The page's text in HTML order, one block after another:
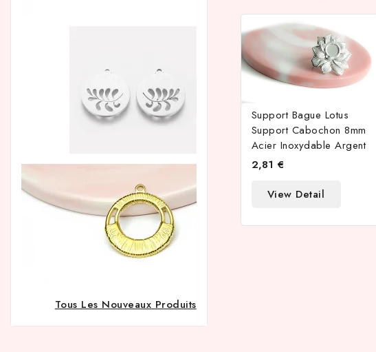
Tous Les Nouveaux Produits
Support Bague Lotus
Support Cabochon 8mm
Acier Inoxydable Argent
2,81 €
View Detail